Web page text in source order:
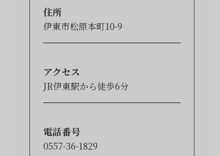
住所
伊東市松原本町10-9
アクセス
JR伊東駅から徒歩6分
電話番号
0557-36-1829